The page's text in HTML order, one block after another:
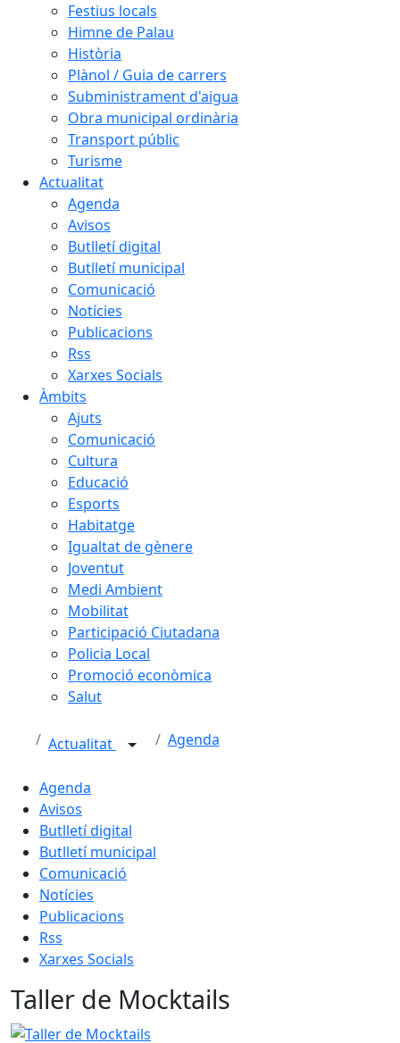
Festius locals
Himne de Palau
Història
Plànol / Guia de carrers
Subministrament d'aigua
Obra municipal ordinària
Transport públic
Turisme
Actualitat
Agenda
Avisos
Butlletí digital
Butlletí municipal
Comunicació
Notícies
Publicacions
Rss
Xarxes Socials
Àmbits
Ajuts
Comunicació
Cultura
Educació
Esports
Habitatge
Igualtat de gènere
Joventut
Medi Ambient
Mobilitat
Participació Ciutadana
Policia Local
Promoció econòmica
Salut
Actualitat Agenda
Agenda
Avisos
Butlletí digital
Butlletí municipal
Comunicació
Notícies
Publicacions
Rss
Xarxes Socials
Taller de Mocktails
Taller de Mocktails